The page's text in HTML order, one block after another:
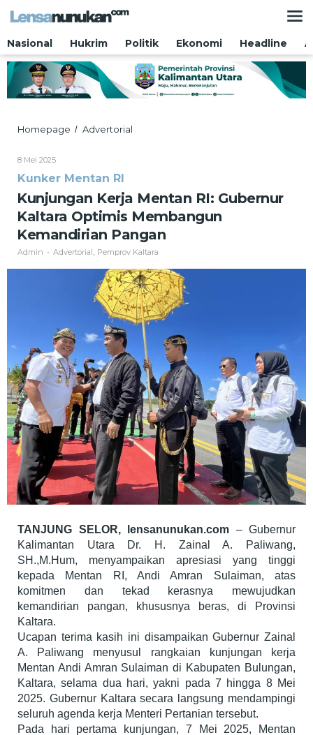
Nasional
Hukrim Politik Ekonomi Headline
Homepage / Advertorial
Optimis
Membangun
Pangan
8 Mei 2025Oleh
Kunker Mentan RI
Kunjungan Kerja Mentan RI: Gubernur
Kaltara Optimis Membangun
Kemandirian Pangan
Admin - Advertorial Pemprov Kaltara
TANJUNG SELOR, lensanunukan.com – Gubernur
Kalimantan Utara Dr. H. Zainal A. Paliwang,
SH.,M.Hum, menyampaikan apresiasi yang tinggi
kepada Mentan RI, Andi Amran Sulaiman, atas
komitmen dan tekad kerasnya mewujudkan
kemandirian pangan, khususnya beras, di Provinsi
Kaltara.
Ucapan terima kasih ini disampaikan Gubernur Zainal
A. Paliwang menyusul rangkaian kunjungan kerja
Mentan Andi Amran Sulaiman di Kabupaten Bulungan,
Kaltara, selama dua hari, yakni pada 7 hingga 8 Mei
2025. Gubernur Kaltara secara langsung mendampingi
seluruh agenda kerja Menteri Pertanian tersebut.
Pada hari pertama kunjungan, 7 Mei 2025, Mentan